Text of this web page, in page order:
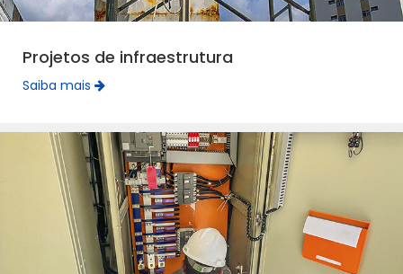
Projetos de infraestrutura
Saiba mais